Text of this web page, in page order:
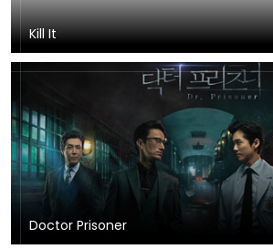
Kill It
Doctor Prisoner